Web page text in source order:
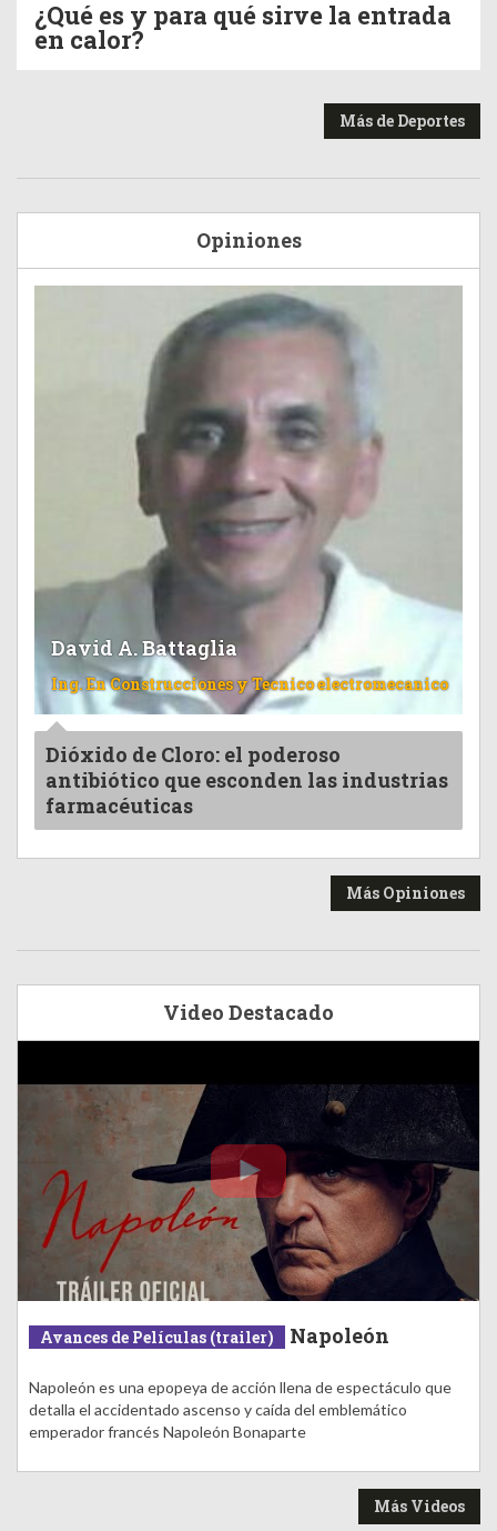
¿Qué es y para qué sirve la entrada
en calor?
Más de Deportes
Opiniones
David A. Battaglia
Ing. En Construcciones y Tecnico electromecanico
Dióxido de Cloro: el poderoso
antibiótico que esconden las industrias
farmacéuticas
Más Opiniones
Video Destacado
Avances de Películas (trailer) Napoleón
Napoleón es una epopeya de acción llena de espectáculo que
detalla el accidentado ascenso y caída del emblemático
emperador francés Napoleón Bonaparte
Más Videos